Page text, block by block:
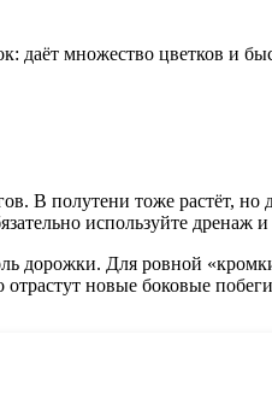
даёт множество цветков и
В полутени тоже растёт,
используйте дренаж
дорожки. Для ровной
новые боковые